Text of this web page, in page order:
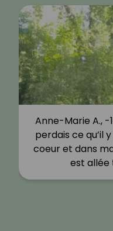
Anne-Marie A., -
perdais ce qu’il
coeur et dans
est allée